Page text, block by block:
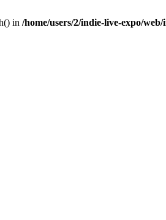
in /home/users/2/indie-live-expo/